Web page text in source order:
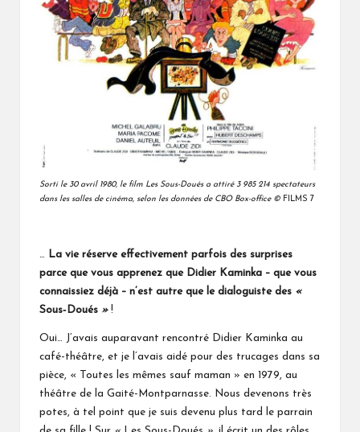
Sorti le 30 avril 1980, le film Les Sous-Doués a attiré 3 985 214 spectateurs
dans les salles de cinéma, selon les données de CBO Box-office © FILMS 7
…
La vie réserve effectivement parfois des surprises
parce que vous apprenez que Didier Kaminka – que vous
connaissiez déjà – n’est autre que le dialoguiste des «
Sous‑Doués »!
Oui… J’avais auparavant rencontré Didier Kaminka au
café-théâtre, et je l’avais aidé pour des trucages dans sa
pièce, « Toutes les mêmes sauf maman » en 1979, au
théâtre de la Gaité-Montparnasse. Nous devenons très
potes, à tel point que je suis devenu plus tard le parrain